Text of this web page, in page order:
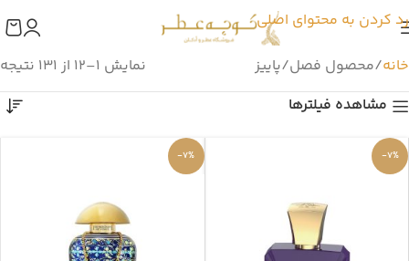
رد کردن به محتوای اصلی
خانه محصول فصل پاییز
نمایش 1–12 از 131 نتیجه
مشاهده فیلترها
-7%
-7%